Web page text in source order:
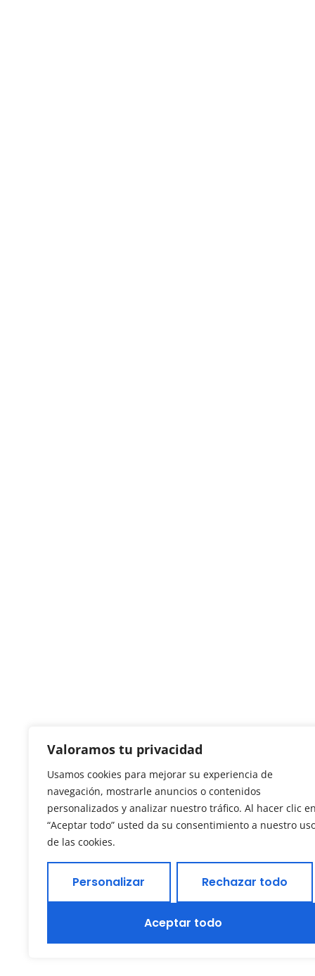
Valoramos tu privacidad
Usamos cookies para mejorar su experiencia de
navegación, mostrarle anuncios o contenidos
personalizados y analizar nuestro tráfico. Al hacer clic
“Aceptar todo” usted da su consentimiento a nuestro
de las cookies.
Personalizar Rechazar todo
Aceptar todo